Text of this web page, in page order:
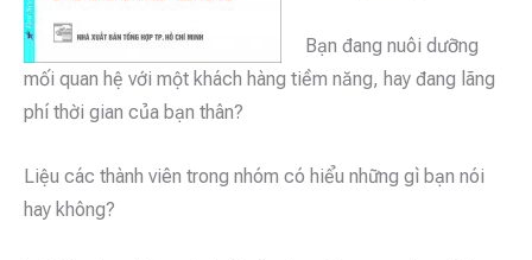
Bạn đang nuôi dưỡng
mối quan hệ với một khách hàng tiềm năng, hay đang lãng
phí thời gian của bạn thân?
Liệu các thành viên trong nhóm có hiểu những gì bạn nói
hay không?